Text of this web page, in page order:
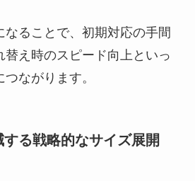
なることで、初期対応の手間
替え時のスピード向上といっ
ながります。
る戦略的なサイズ展開